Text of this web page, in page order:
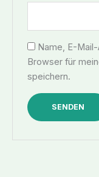
Name, E-
Browser für
speichern.